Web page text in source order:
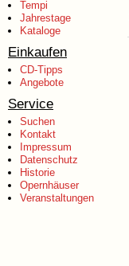
Tempi
Jahrestage
Kataloge
Einkaufen
CD-Tipps
Angebote
Service
Suchen
Kontakt
Impressum
Datenschutz
Historie
Opernhäuser
Veranstaltungen